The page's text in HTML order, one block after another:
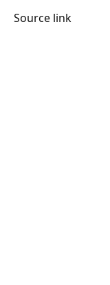
Source link